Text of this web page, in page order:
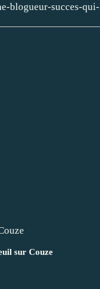
blogueur-succes-
sur Couze